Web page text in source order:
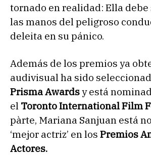
tornado en realidad: Ella debe
las manos del peligroso
deleita en su pánico.
Además de los premios ya
audivisual ha sido
Prisma Awardsy está
el Toronto International Film
pàrte, Mariana Sanjuan está
‘mejor actriz’ en los Premios
Actores.